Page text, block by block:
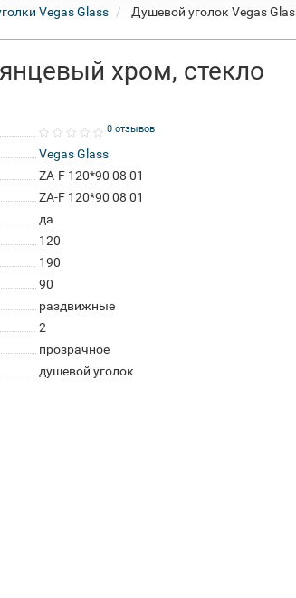
Vegas Glass
Душевой уголок Vegas
хром, стекло
0 отзывов
Vegas Glass
ZA-F 120*90 08 01
ZA-F 120*90 08 01
да
120
190
90
раздвижные
2
прозрачное
душевой уголок